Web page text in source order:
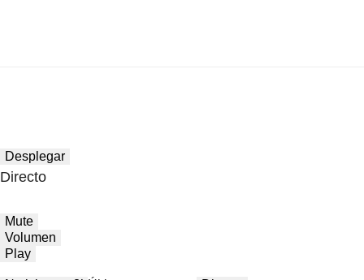
Desplegar
Directo
Mute
Volumen
Play